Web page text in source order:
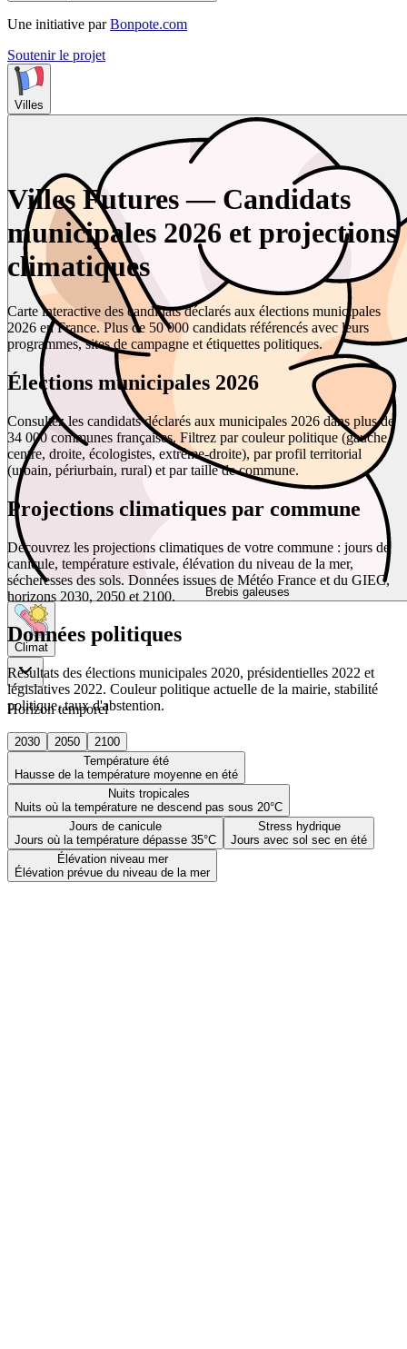
Une initiative par Bonpote.com
Soutenir le projet
Villes
Brebis galeuses
Climat
Horizon temporel
2030 2050
2100
Température été
Hausse de la température moyenne en été
Nuits tropicales
Nuits où la température ne descend pas sous 20°C
Jours de canicule
Jours où la température dépasse 35°C
Stress hydrique
Jours avec sol sec en été
Élévation niveau mer
Élévation prévue du niveau de la mer
Villes Futures — Candidats
municipales 2026 et projections
climatiques
Carte interactive des candidats déclarés aux élections municipales
2026 en France. Plus de 50 000 candidats référencés avec leurs
programmes, sites de campagne et étiquettes politiques.
Élections municipales 2026
Consultez les candidats déclarés aux municipales 2026 dans plus de
34 000 communes françaises. Filtrez par couleur politique (gauche,
centre, droite, écologistes, extrême-droite), par profil territorial
(urbain, périurbain, rural) et par taille de commune.
Projections climatiques par commune
Découvrez les projections climatiques de votre commune : jours de
canicule, température estivale, élévation du niveau de la mer,
sécheresses des sols. Données issues de Météo France et du GIEC,
horizons 2030, 2050 et 2100.
Données politiques
Résultats des élections municipales 2020, présidentielles 2022 et
législatives 2022. Couleur politique actuelle de la mairie, stabilité
politique, taux d'abstention.